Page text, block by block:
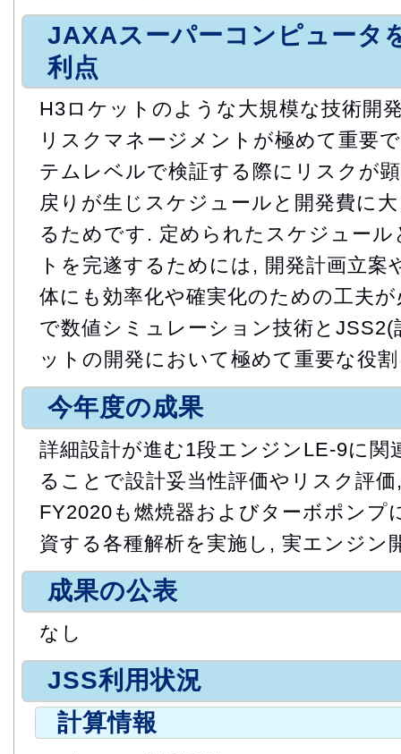
JAXAスーパーコンピュータ
利点
H3ロケットのような大規模な技術開
リスクマネージメントが極めて重要
テムレベルで検証する際にリスクが
戻りが生じスケジュールと開発費に
るためです. 定められたスケジュー
トを完遂するためには, 開発計画立案
体にも効率化や確実化のための工夫
で数値シミュレーション技術と
ットの開発において極めて重要な役
今年度の成果
詳細設計が進む1段エンジンLE-9に関
ることで設計妥当性評価やリスク評
FY2020も燃焼器およびターボポンプ
資する各種解析を実施し, 実エンジン
成果の公表
なし
JSS利用状況
計算情報